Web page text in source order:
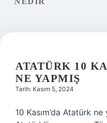
Hakkımızda
ATATÜRK 10
NE YAPMIŞ
Tarih: Kasım 5, 2024
10 Kasım’da Atatürk ne